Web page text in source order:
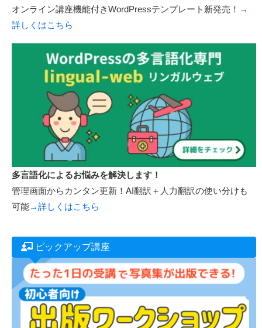
オンライン講座機能付きWordPressテンプレート新発売！ →
詳しくはこちら
多言語化によるお悩みを解決します！
管理画面からカンタン更新！AI翻訳＋人力翻訳の使い分けも
可能→詳しくはこちら
ピックアップ講座